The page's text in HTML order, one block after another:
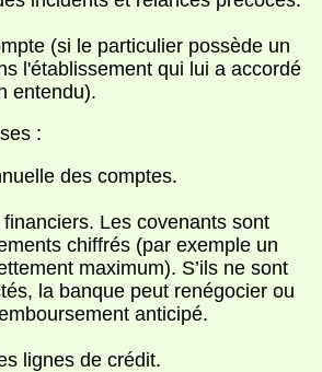
(si le particulier possède un
l'établissement qui lui a accordé
entendu).
:
des comptes.
Les covenants sont
chiffrés (par exemple un
maximum). S’ils ne sont
la banque peut renégocier ou
anticipé.
lignes de crédit.